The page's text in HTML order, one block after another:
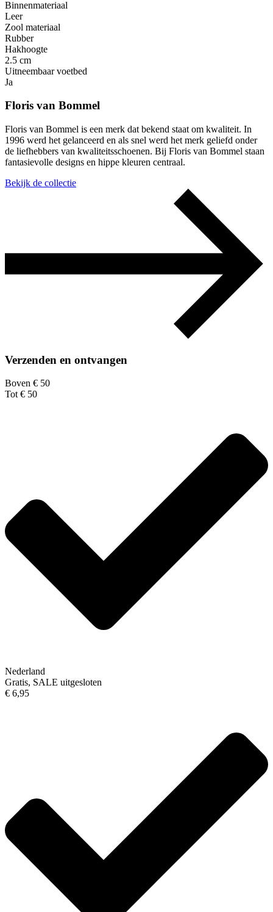
Binnenmateriaal
Leer
Zool materiaal
Rubber
Hakhoogte
2.5 cm
Uitneembaar voetbed
Ja
Floris van Bommel
Floris van Bommel is een merk dat bekend staat om kwaliteit. In
1996 werd het gelanceerd en als snel werd het merk geliefd onder
de liefhebbers van kwaliteitsschoenen. Bij Floris van Bommel staan
fantasievolle designs en hippe kleuren centraal.
Bekijk de collectie
Verzenden en ontvangen
Boven € 50
Tot € 50
Nederland
Gratis, SALE uitgesloten
€ 6,95